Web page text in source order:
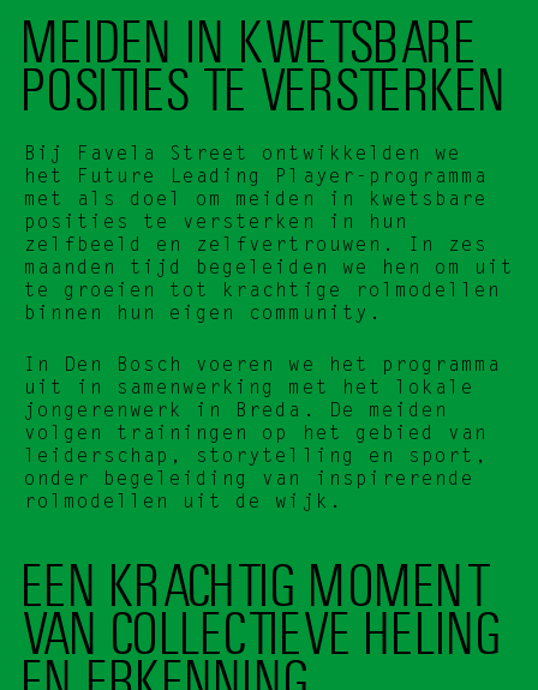
MEIDEN IN KWETSBARE
Bij Favela Street ontwikkelden we
het Future Leading Player-programma
met als doel om meiden in kwetsbare
posities te versterken in hun
zelfbeeld en zelfvertrouwen. In zes
maanden tijd begeleiden we hen om uit
te groeien tot krachtige rolmodellen
binnen hun eigen community.
In Den Bosch voeren we het programma
uit in samenwerking met het lokale
jongerenwerk in Breda. De meiden
volgen trainingen op het gebied van
leiderschap, storytelling en sport,
onder begeleiding van inspirerende
rolmodellen uit de wijk.
EEN KRACHTIG MOMENT
VAN COLLECTIEVE HELING